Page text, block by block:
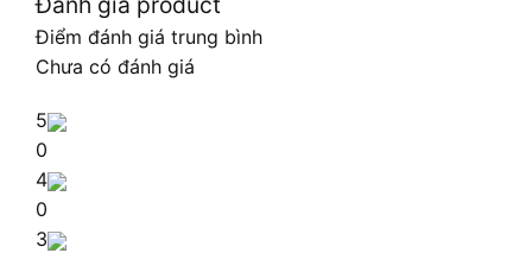
Điểm đánh giá trung bình
Chưa có đánh giá
5
0
4
0
3